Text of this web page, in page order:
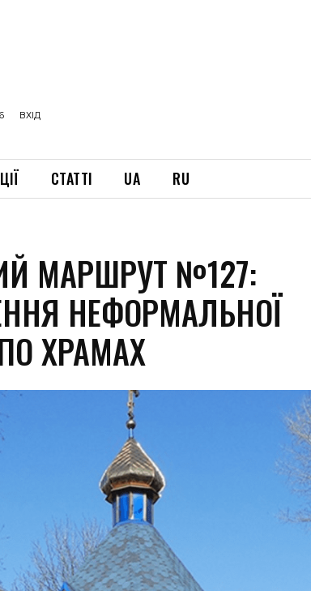
ВХІД
СТАТТІ UA RU
МАРШРУТ №127:
НЕФОРМАЛЬНОЇ
ХРАМАХ